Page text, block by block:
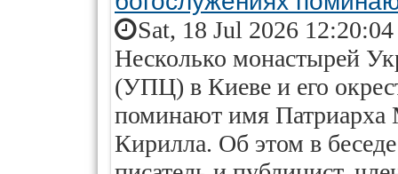
Sat, 18 Jul 2026
Несколько монастырей
(УПЦ) в Киеве и его
поминают имя Патриарха
Кирилла. Об этом в